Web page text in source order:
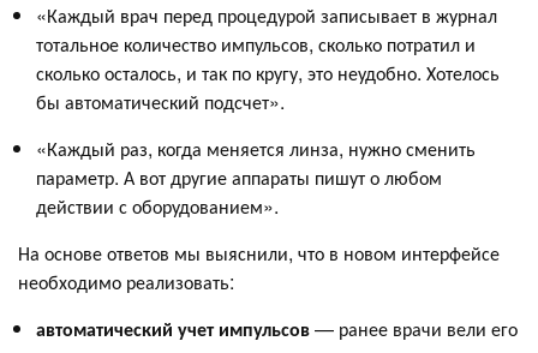
«Каждый врач перед процедурой записывает в журнал
тотальное количество импульсов, сколько потратил и
сколько осталось, и так по кругу, это неудобно. Хотелось
бы автоматический подсчет».
«Каждый раз, когда меняется линза, нужно сменить
параметр. А вот другие аппараты пишут о любом
действии с оборудованием».
На основе ответов мы выяснили, что в новом интерфейсе
необходимо реализовать:
автоматический учет импульсов— ранее врачи вели его